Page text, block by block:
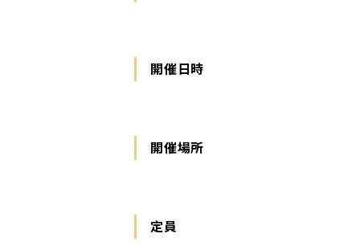
開催日時
開催場所
定員